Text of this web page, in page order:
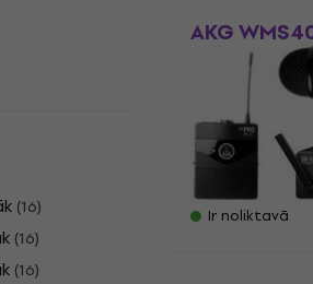
(16)
(16)
(16)
AKG
Vocal/
Bezvadu
Bezvadu
242 €
Ir noliktavā
AKG